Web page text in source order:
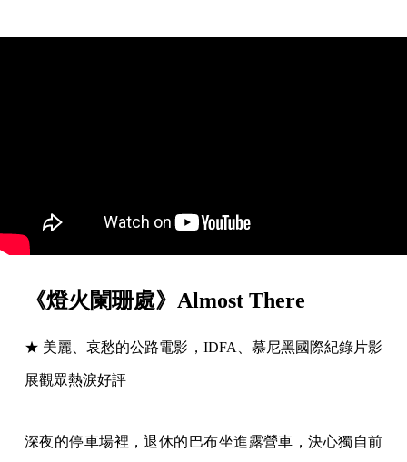
《燈火闌珊處》Almost There
★ 美麗、哀愁的公路電影，IDFA、慕尼黑國際紀錄片影
展觀眾熱淚好評
深夜的停車場裡，退休的巴布坐進露營車，決心獨自前